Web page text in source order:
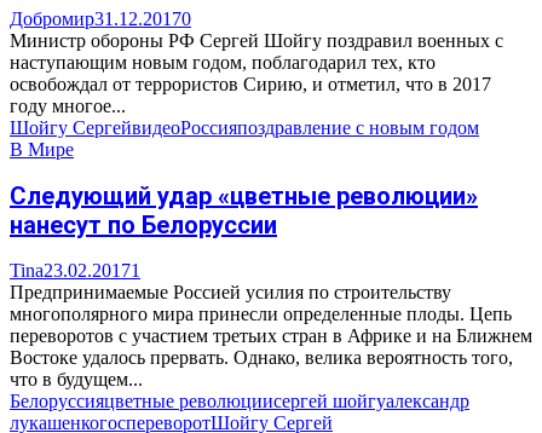
Добромир31.12.20170
Министр обороны РФ Сергей Шойгу поздравил военных с
наступающим новым годом, поблагодарил тех, кто
освобождал от террористов Сирию, и отметил, что в 2017
году многое...
Шойгу СергейвидеоРоссияпоздравление с новым годом
В Мире
Следующий удар «цветные революции»
нанесут по Белоруссии
Tina23.02.20171
Предпринимаемые Россией усилия по строительству
многополярного мира принесли определенные плоды. Цепь
переворотов с участием третьих стран в Африке и на Ближнем
Востоке удалось прервать. Однако, велика вероятность того,
что в будущем...
Белоруссияцветные революциисергей шойгуалександр
лукашенкогоспереворотШойгу Сергей